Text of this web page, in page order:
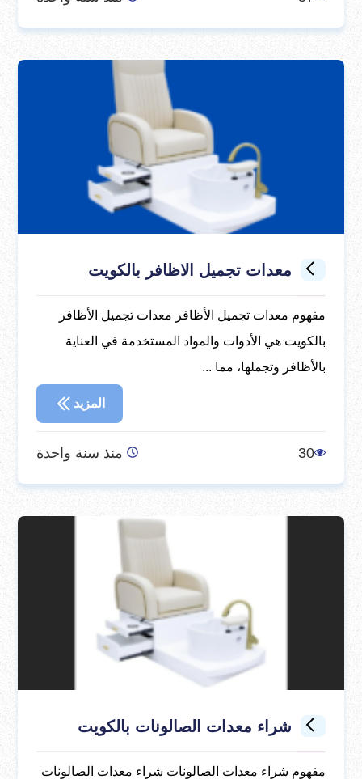
معدات تجميل الاظافر بالكويت
مفهوم معدات تجميل الأظافر معدات تجميل الأظافر
بالكويت هي الأدوات والمواد المستخدمة في العناية
بالأظافر وتجملها، مما ...
المزيد
30 منذ سنة واحدة
شراء معدات الصالونات بالكويت
مفهوم شراء معدات الصالونات شراء معدات الصالونات